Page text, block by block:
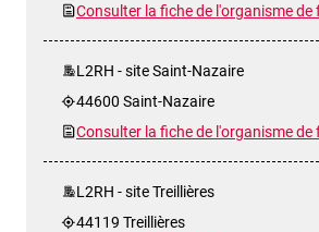
Consulter la fiche de l'organisme
L2RH - site Saint-Nazaire
44600 Saint-Nazaire
Consulter la fiche de l'organisme
L2RH - site Treillières
44119 Treillières